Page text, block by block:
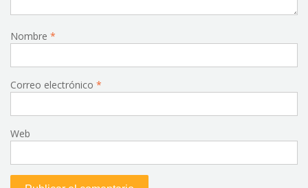
Nombre *
Correo electrónico *
Web